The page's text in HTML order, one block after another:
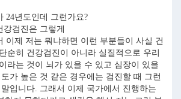
24년도인데 그런가요?
강검진은 그렇게
이제 저는 뭐냐하면 이런 부분들이 사실 건
순히 건강검진이 아니라 실질적으로 우리
라는 것이 뇌가 있을 수 있고 심장이 있을
가 높은 것 같은 경우에는 검진할 때 그런
입니다. 그래서 이제 국가에서 진행하는